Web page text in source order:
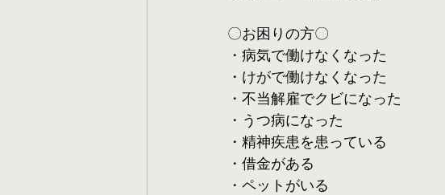
〇お困りの方〇
・病気で働けなくなった
・けがで働けなくなった
・不当解雇でクビになった
・うつ病になった
・精神疾患を患っている
・借金がある
・ペットがいる